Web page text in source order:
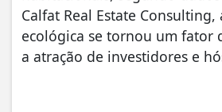
Calfat Real Estate
ecológica se tornou um fator
a atração de investidores e